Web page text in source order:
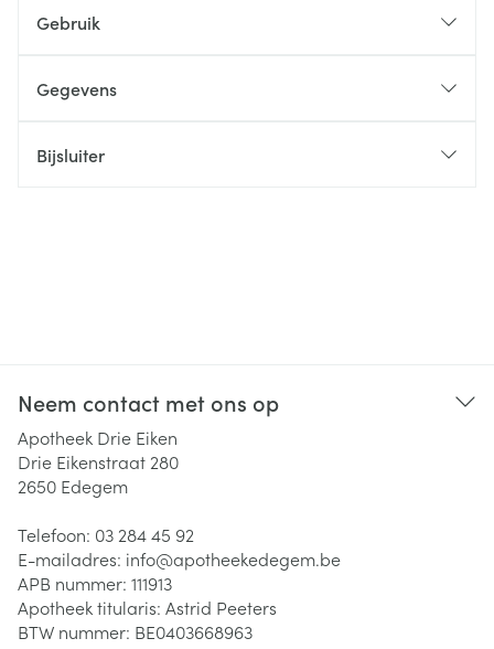
Gebruik
Gegevens
Bijsluiter
Neem contact met ons op
Apotheek Drie Eiken
Drie Eikenstraat 280
2650 Edegem
Telefoon: 03 284 45 92
E-mailadres: info@apotheekedegem.be
APB nummer: 111913
Apotheek titularis: Astrid Peeters
BTW nummer: BE0403668963